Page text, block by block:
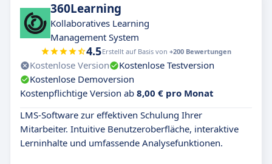
360Learning
Kollaboratives Learning
Management System
4.5Erstellt auf Basis von +200 Bewertungen
Kostenlose Version
Kostenlose Testversion
Kostenlose Demoversion
Kostenpflichtige Version ab 8,00 € pro Monat
LMS-Software zur effektiven Schulung Ihrer
Mitarbeiter. Intuitive Benutzeroberfläche, interaktive
Lerninhalte und umfassende Analysefunktionen.